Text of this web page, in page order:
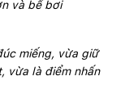
và bể bơi
miếng, vừa giữ
vừa là điểm nhấn